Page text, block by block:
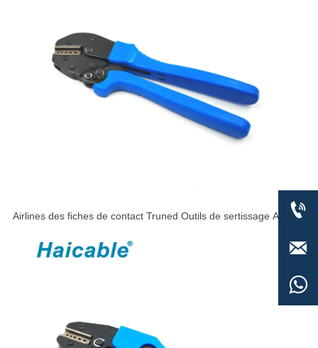
Airlines des fiches de contact Truned Outils de sertissage AP-


